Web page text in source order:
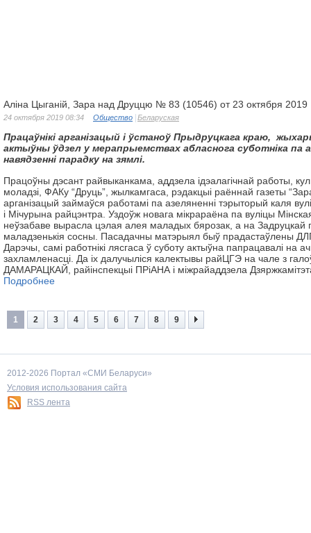
Аліна Цыганій, Зара над Друццю № 83 (10546) от 23 октября 2019
24 октября 2019 08:34 Общество Беларуская
Працаўнікі арганізацый і ўстаноў Прыдруцкага краю,
актыўны ўдзел у мерапрыемствах абласнога суботніка па
навядзенні парадку на зямлі.
Працоўны дэсант райвыканкама, аддзела ідэалагічнай работы,
моладзі, ФАКу “Друць”, жылкамгаса, рэдакцыі раённай газеты
арганізацый займаўся работамі па азеляненні тэрыторый каля
і Мічурына райцэнтра. Уздоўж новага мікрараёна па вуліцы
неўзабаве вырасла цэлая алея маладых бярозак, а на Задруцкай
маладзенькія сосны. Пасадачны матэрыял быў прадастаўлены
Дарэчы, самі работнікі лясгаса ў суботу актыўна папрацавалі на
захламленасці. Да іх далучыліся калектывы райЦГЭ на чале з
ДАМАРАЦКАЙ, райінспекцыі ПРіАНА і міжрайаддзела
Подробнее
1 2 3 4 5 6 7 8 9
2012-2026 Портал «СМИ Беларуси»
Условия использования сайта
RSS лента